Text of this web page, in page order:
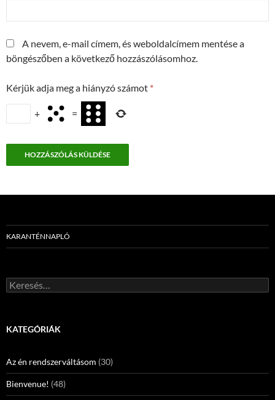
A nevem, e-mail címem, és weboldalcímem mentése a
böngészőben a következő hozzászólásomhoz.
Kérjük adja meg a hiányzó számot *
+ =
KARANTÉNNAPLÓ
Keresés:
KATEGÓRIÁK
Az én rendszerváltásom (30)
Bienvenue! (48)